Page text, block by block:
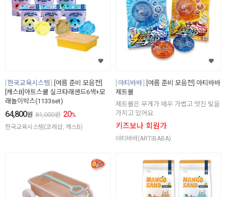
한국교육시스템
[여름 준비 모음전]
[캐스B]아트스쿨 실크타래샌드6색+모
래놀이박스(1133set)
64,800원 81,000원 20%
한국교육시스템(코레샵, 캐스B)
아티바바
[여름 준비 모음전] 아티바바
제트볼
제트볼은 무게가 매우 가볍고 멋진 빛을
가지고 있어요
키즈보나 회원가
아티바바(ARTIBABA)